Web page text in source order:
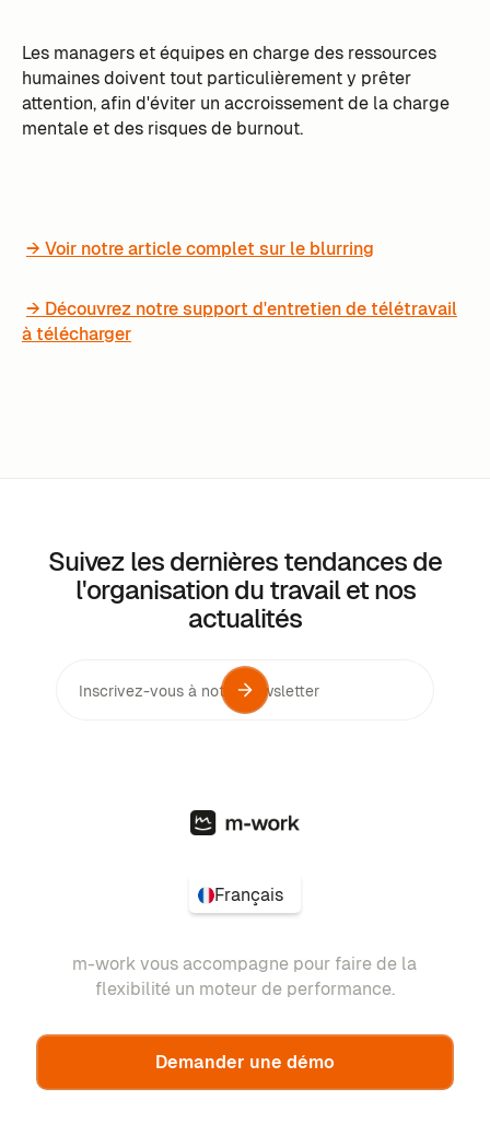
Les managers et équipes en charge des ressources
humaines doivent tout particulièrement y prêter
attention, afin d'éviter un accroissement de la charge
mentale et des risques de burnout.
→ Voir notre article complet sur le blurring
→ Découvrez notre support d'entretien de télétravail
à télécharger
Suivez les dernières tendances de
l'organisation du travail et nos
actualités
Français
m-work vous accompagne pour faire de la
flexibilité un moteur de performance.
Demander une démo